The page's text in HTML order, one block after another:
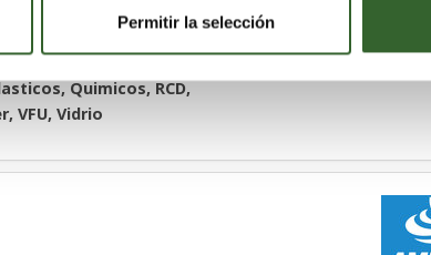
Permitir la selección
maquinas de limpieza
Equipos Electronicos,
Quimicos, RCD,
VFU, Vidrio